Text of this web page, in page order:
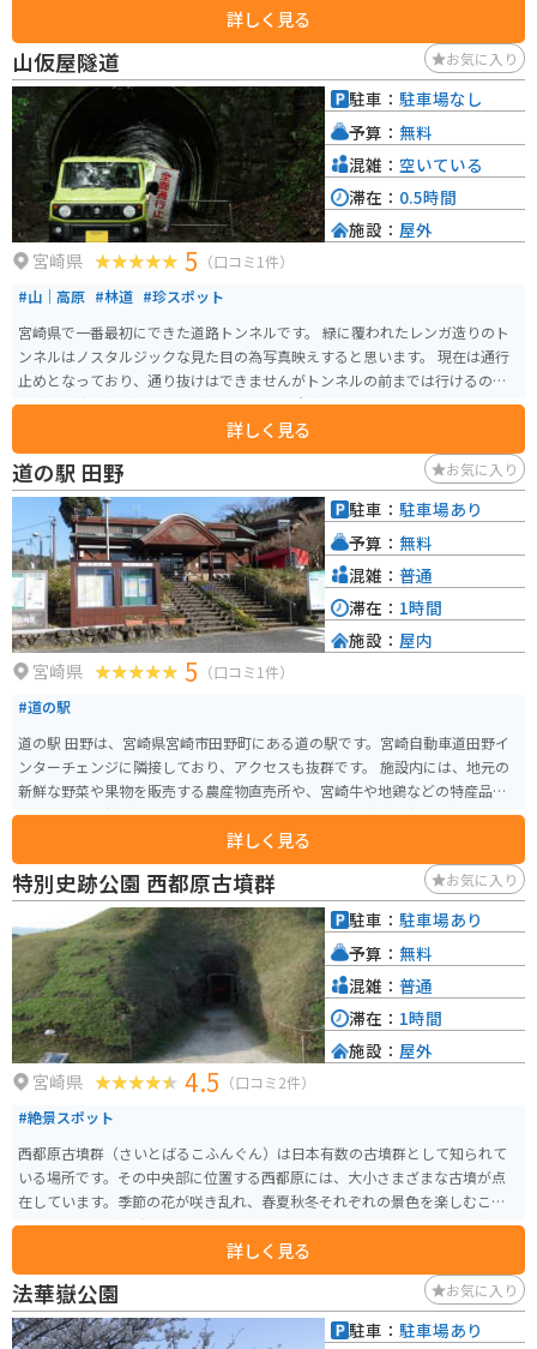
ーや日向夏など、宮崎県産のフルーツを使ったスイーツは人気です。また、隣
接する「堀切峠」は、バイク乗りにも人気のスポットで、太平洋を望む絶景
の中をツーリングすることができます。 道の駅 フェニックスは、宮崎の豊か
な自然と食を満喫できる場所です。ドライブやツーリングの休憩に、ぜひ立
ち寄ってみてください。
詳しく見る
山仮屋隧道 お気に入り
宮崎県 5 （口コミ1件）
#山｜高原 #林道 #珍スポット
宮崎県で一番最初にできた道路トンネルです。 緑に覆われたレンガ造りのト
ンネルはノスタルジックな見た目の為写真映えすると思います。 現在は通行
止めとなっており、通り抜けはできませんがトンネルの前までは行けるので
愛車と一緒に撮影することが可能です。 注意事項として夏場はアブやガガン
ボ、やぶ蚊などの虫が多いので虫よけシールなどの対策が必須なのと、落ち
葉などで道が荒れるので走行は要注意です。
詳しく見る
駐車： 駐車場なし
予算： 無料
混雑： 空いている
滞在： 0.5時間
施設： 屋外
道の駅 田野 お気に入り
宮崎県 5 （口コミ1件）
#道の駅
道の駅 田野は、宮崎県宮崎市田野町にある道の駅です。宮崎自動車道田野イ
ンターチェンジに隣接しており、アクセスも抜群です。 施設内には、地元の
新鮮な野菜や果物を販売する農産物直売所や、宮崎牛や地鶏などの特産品を
販売する物産館があります。 また、レストランでは、宮崎の郷土料理を味わ
うことができます。おすすめは、チキン南蛮定食や冷や汁定食です。 バイク
で訪れる場合は、道の駅 田野に隣接する田野インターチェンジから降りてす
ぐなので、アクセスも便利です。広い駐車場があるので、バイクを停める場
所にも困りません。 道の駅 田野は、宮崎観光の拠点としてもおすすめです。
周辺には、綾の照葉大吊橋や飫肥城など、観光スポットもたくさんあります。
詳しく見る
駐車： 駐車場あり
予算： 無料
混雑： 普通
滞在： 1時間
施設： 屋内
特別史跡公園 西都原古墳群 お気に入り
宮崎県 4.5 （口コミ2件）
#絶景スポット
西都原古墳群（さいとばるこふんぐん）は日本有数の古墳群として知られて
いる場所です。その中央部に位置する西都原には、大小さまざまな古墳が点
在しています。季節の花が咲き乱れ、春夏秋冬それぞれの景色を楽しむこと
もできる。 西都原台地には、南北4.2キロ、東西2.6キロにわたって300基以上
の古墳があります。台地の上に立つと、さまざまな形の古墳を一望でき、この
ような楽しみ方ができる古墳群は全国でも珍しいです。古墳の規模も形も、
それぞれに特徴があり、中には内部の様子が見学できる古墳もあるので、古
墳好きな人はもちろん、そうで無い人も楽しめます。
詳しく見る
駐車： 駐車場あり
予算： 無料
混雑： 普通
滞在： 1時間
施設： 屋外
法華嶽公園 お気に入り
駐車： 駐車場あり